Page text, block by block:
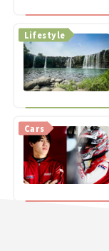
Lifestyle
Cars